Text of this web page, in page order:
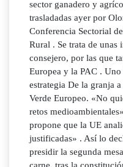
sector ganadero y
trasladadas ayer por
Conferencia Sectorial
Rural . Se trata de
consejero, por las que
Europea y la PAC .
estrategia De la granja
Verde Europeo. «No
retos
propone que la UE
justificadas» . Así lo
presidir la segunda